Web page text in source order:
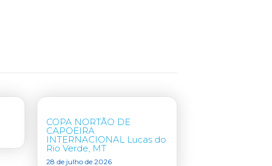
COPA NORTÃO DE
CAPOEIRA
INTERNACIONAL Lucas do
Rio Verde, MT
28 de julho de 2026